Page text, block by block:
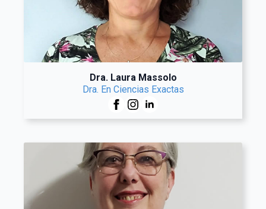
Dra. Laura Massolo
Dra. En Ciencias Exactas